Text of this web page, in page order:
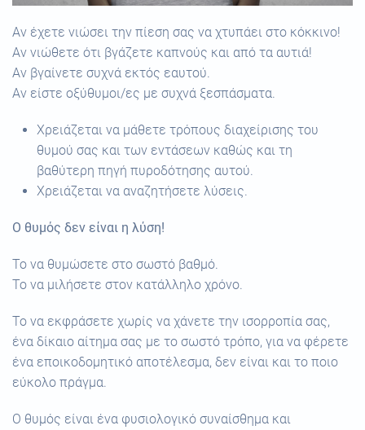
Αν έχετε νιώσει την πίεση σας να χτυπάει στο κόκκινο!
Αν νιώθετε ότι βγάζετε καπνούς και από τα αυτιά!
Αν βγαίνετε συχνά εκτός εαυτού.
Αν είστε οξύθυμοι/ες με συχνά ξεσπάσματα.
Χρειάζεται να μάθετε τρόπους διαχείρισης του
θυμού σας και των εντάσεων καθώς και τη
βαθύτερη πηγή πυροδότησης αυτού.
Χρειάζεται να αναζητήσετε λύσεις.
Ο θυμός δεν είναι η λύση!
Το να θυμώσετε στο σωστό βαθμό.
Το να μιλήσετε στον κατάλληλο χρόνο.
Το να εκφράσετε χωρίς να χάνετε την ισορροπία σας,
ένα δίκαιο αίτημα σας με το σωστό τρόπο, για να φέρετε
ένα εποικοδομητικό αποτέλεσμα, δεν είναι και το ποιο
εύκολο πράγμα.
Ο θυμός είναι ένα φυσιολογικό συναίσθημα και